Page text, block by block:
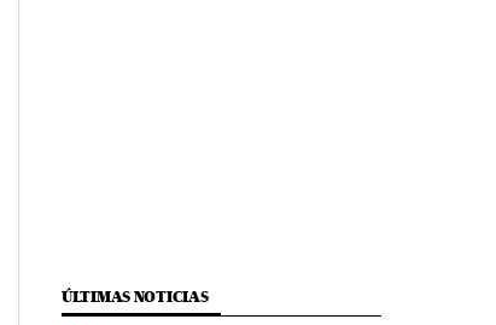
ÚLTIMAS NOTICIAS